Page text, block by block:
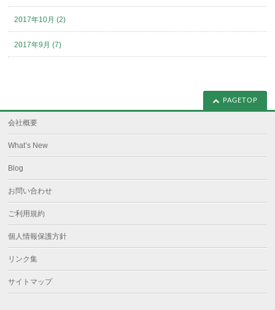
2017年10月 (2)
2017年9月 (7)
PAGETOP
会社概要
What’s New
Blog
お問い合わせ
ご利用規約
個人情報保護方針
リンク集
サイトマップ